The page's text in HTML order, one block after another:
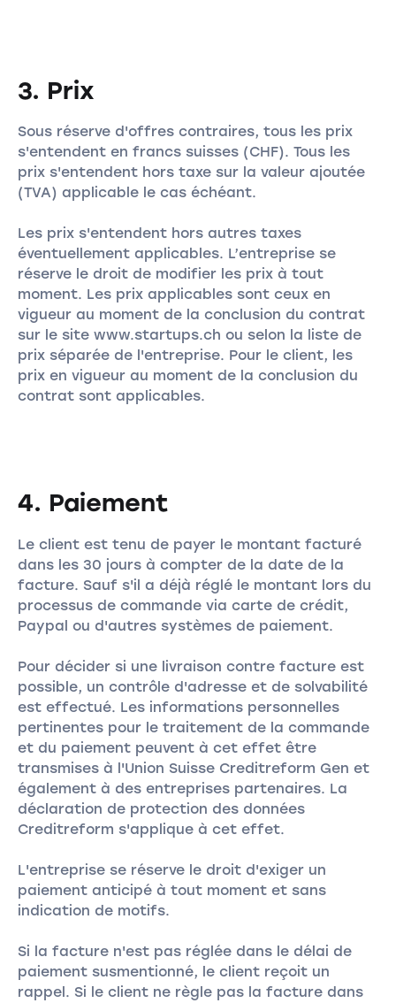
3. Prix
Sous réserve d'offres contraires, tous les prix
s'entendent en francs suisses (CHF). Tous les
prix s'entendent hors taxe sur la valeur ajoutée
(TVA) applicable le cas échéant.
Les prix s'entendent hors autres taxes
éventuellement applicables. L’entreprise se
réserve le droit de modifier les prix à tout
moment. Les prix applicables sont ceux en
vigueur au moment de la conclusion du contrat
sur le site www.startups.ch ou selon la liste de
prix séparée de l'entreprise. Pour le client, les
prix en vigueur au moment de la conclusion du
contrat sont applicables.
4. Paiement
Le client est tenu de payer le montant facturé
dans les 30 jours à compter de la date de la
facture. Sauf s'il a déjà réglé le montant lors du
processus de commande via carte de crédit,
Paypal ou d'autres systèmes de paiement.
Pour décider si une livraison contre facture est
possible, un contrôle d'adresse et de solvabilité
est effectué. Les informations personnelles
pertinentes pour le traitement de la commande
et du paiement peuvent à cet effet être
transmises à l'Union Suisse Creditreform Gen et
également à des entreprises partenaires. La
déclaration de protection des données
Creditreform s'applique à cet effet.
L'entreprise se réserve le droit d'exiger un
paiement anticipé à tout moment et sans
indication de motifs.
Si la facture n'est pas réglée dans le délai de
paiement susmentionné, le client reçoit un
rappel. Si le client ne règle pas la facture dans